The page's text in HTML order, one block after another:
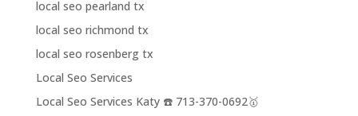
local seo pearland tx
local seo richmond tx
local seo rosenberg tx
Local Seo Services
Local Seo Services Katy ☎️ 713-370-0692🥇